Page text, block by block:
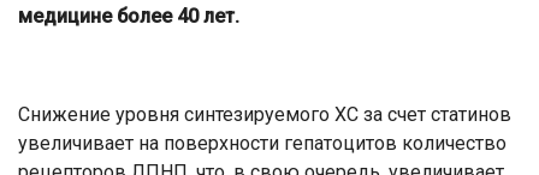
медицине более 40 лет.
Снижение уровня синтезируемого ХС за счет статинов
увеличивает на поверхности гепатоцитов количество